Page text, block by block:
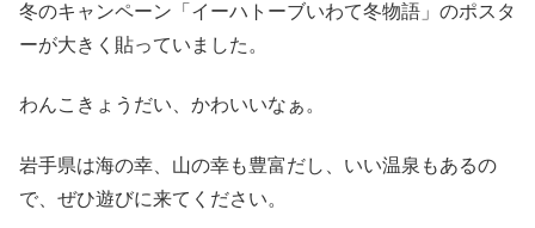
冬のキャンペーン「イーハトーブいわて冬物語」のポスタ
ーが大きく貼っていました。
わんこきょうだい、かわいいなぁ。
岩手県は海の幸、山の幸も豊富だし、いい温泉もあるの
で、ぜひ遊びに来てください。